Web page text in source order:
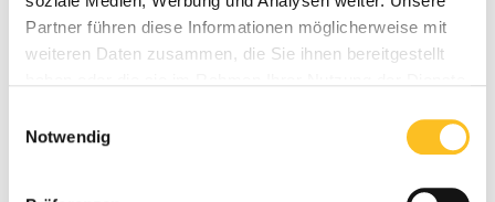
Partner führen diese Informationen möglicherweise mit
weiteren Daten zusammen, die Sie ihnen bereitgestellt
Notwendig